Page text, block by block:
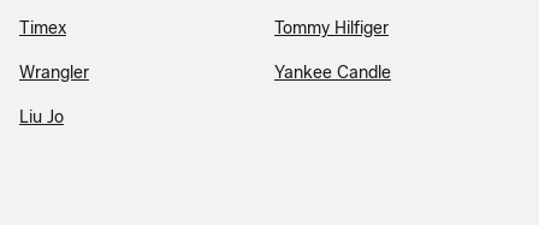
Timex Tommy Hilfiger
Wrangler Yankee Candle
Liu Jo